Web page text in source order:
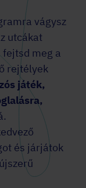
vágysz
utcákat
meg a
rejtélyek
játék,
és járjátok